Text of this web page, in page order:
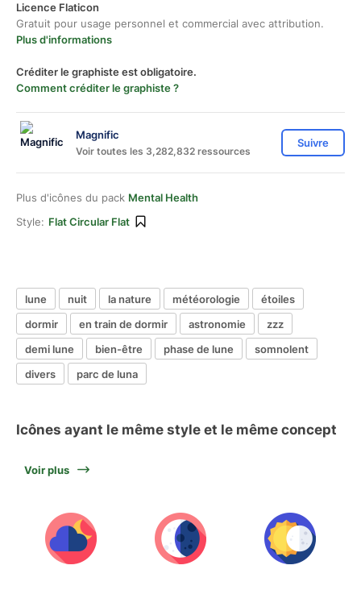
Licence Flaticon
Gratuit pour usage personnel et commercial avec attribution.
Plus d'informations
Créditer le graphiste est obligatoire.
Comment créditer le graphiste ?
Magnific
Voir toutes les 3,282,832 ressources
Suivre
Plus d'icônes du pack Mental Health
Style: Flat Circular Flat
lune nuit la nature météorologie
étoiles
dormir
en train de dormir astronomie
zzz
demi lune
bien-être phase de lune
somnolent
divers
parc de luna
Icônes ayant le même style et le même concept
Voir plus